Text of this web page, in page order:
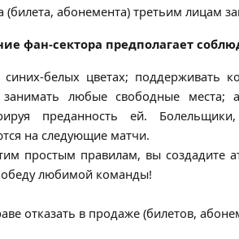
(билета, абонемента) третьим лицам
фан-сектора предполагает
белых цветах; поддерживать
занимать любые свободные места;
преданность ей.
на следующие матчи.
простым правилам, вы создадите
любимой команды!
отказать в продаже (билетов,